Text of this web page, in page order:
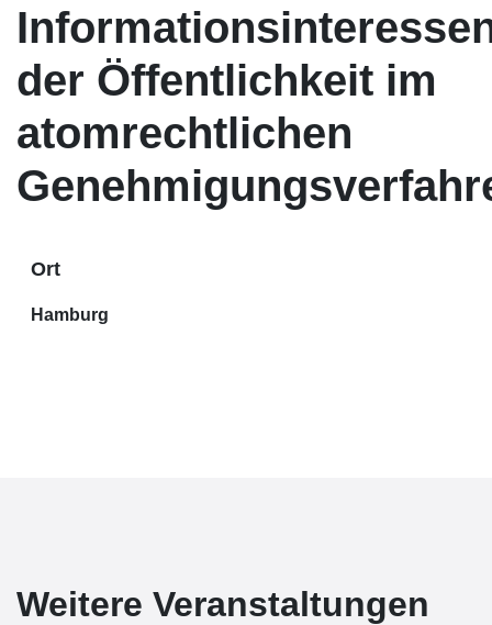
der Öffentlichkeit im
atomrechtlichen
Ort
Hamburg
Weitere Veranstaltungen